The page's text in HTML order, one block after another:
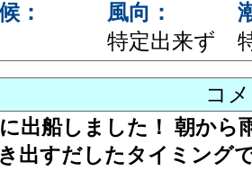
：
風向：
特定出来ず
コ
出船しました！ 朝か
出すだしたタイミング